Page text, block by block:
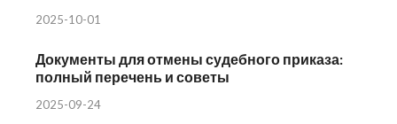
2025-10-01
Документы для отмены судебного приказа:
полный перечень и советы
2025-09-24